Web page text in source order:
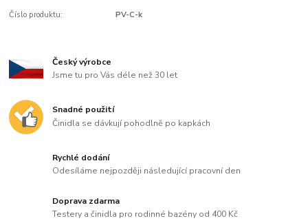
Číslo produktu: PV-C-k
Český výrobce
Jsme tu pro Vás déle než 30 let
Snadné použití
Činidla se dávkují pohodlně po kapkách
Rychlé dodání
Odesíláme nejpozději následující pracovní den
Doprava zdarma
Testery a činidla pro rodinné bazény od 400 Kč